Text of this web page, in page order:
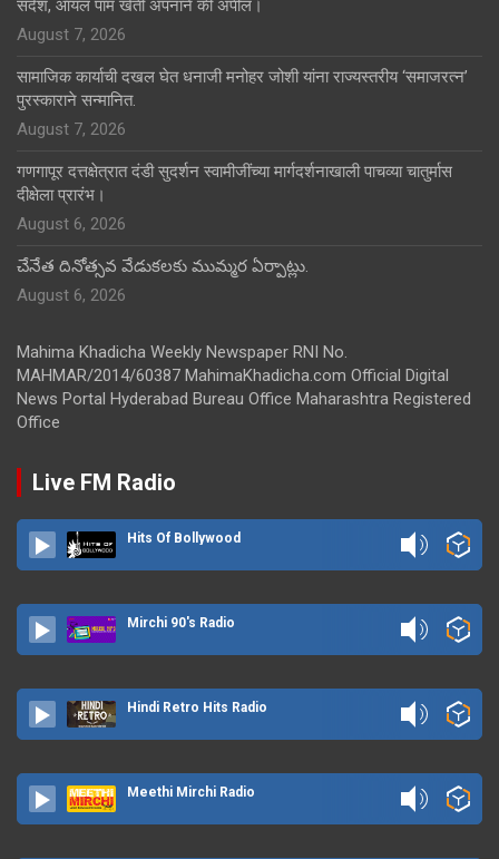
संदेश, ऑयल पाम खेती अपनाने की अपील।
August 7, 2026
सामाजिक कार्याची दखल घेत धनाजी मनोहर जोशी यांना राज्यस्तरीय ‘समाजरत्न’
पुरस्काराने सन्मानित.
August 7, 2026
गणगापूर दत्तक्षेत्रात दंडी सुदर्शन स्वामीजींच्या मार्गदर्शनाखाली पाचव्या चातुर्मास
दीक्षेला प्रारंभ।
August 6, 2026
చేనేత దినోత్సవ వేడుకలకు ముమ్మర ఏర్పాట్లు.
August 6, 2026
Mahima Khadicha Weekly Newspaper RNI No.
MAHMAR/2014/60387 MahimaKhadicha.com Official Digital
News Portal Hyderabad Bureau Office Maharashtra Registered
Office
Live FM Radio
Hits Of Bollywood
Mirchi 90's Radio
Hindi Retro Hits Radio
Meethi Mirchi Radio